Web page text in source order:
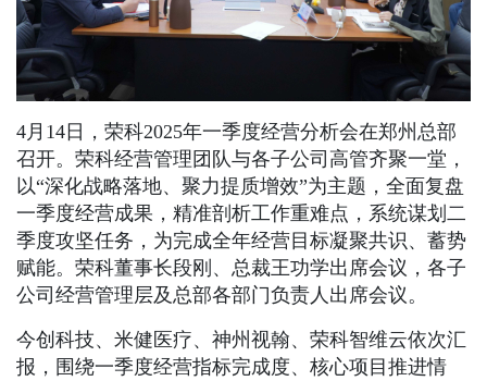
4月14日，荣科2025年一季度经营分析会在郑州总部
召开。荣科经营管理团队与各子公司高管齐聚一堂，
以“深化战略落地、聚力提质增效”为主题，全面复盘
一季度经营成果，精准剖析工作重难点，系统谋划二
季度攻坚任务，为完成全年经营目标凝聚共识、蓄势
赋能。荣科董事长段刚、总裁王功学出席会议，各子
公司经营管理层及总部各部门负责人出席会议。
今创科技、米健医疗、神州视翰、荣科智维云依次汇
报，围绕一季度经营指标完成度、核心项目推进情